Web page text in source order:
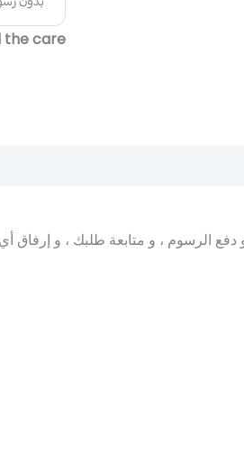
the care
الرسوم ، و متابعة طلبك ، و إرفاق